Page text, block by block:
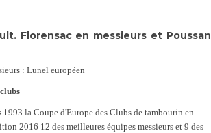
Florensac en messieurs et Poussan
: Lunel européen
1993 la Coupe d'Europe des Clubs de tambourin en
2016 12 des meilleures équipes messieurs et 9 des